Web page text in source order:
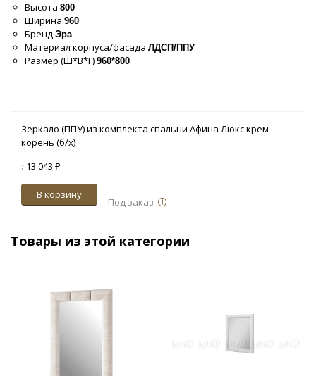
Высота 800
Ширина 960
Бренд Эра
Материал корпуса/фасада ЛДСП/ППУ
Размер (Ш*В*Г) 960*800
Зеркало (ППУ) из комплекта спальни Афина Люкс крем
корень (б/х)
: 13 043 ₽
В корзину
Под заказ
Товары из этой категории